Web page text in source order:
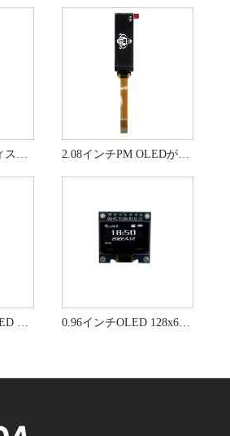
2.08インチPM OLEDが高いコントラストと低電力画面でOLED
0.96インチOLED 128x64モノクロLCDモジュール